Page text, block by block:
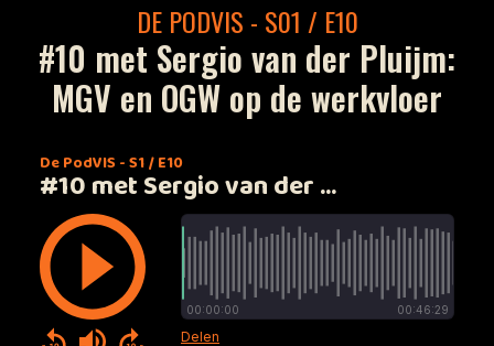
DE PODVIS - S01 / E10
#10 met Sergio van der Pluijm:
MGV en OGW op de werkvloer